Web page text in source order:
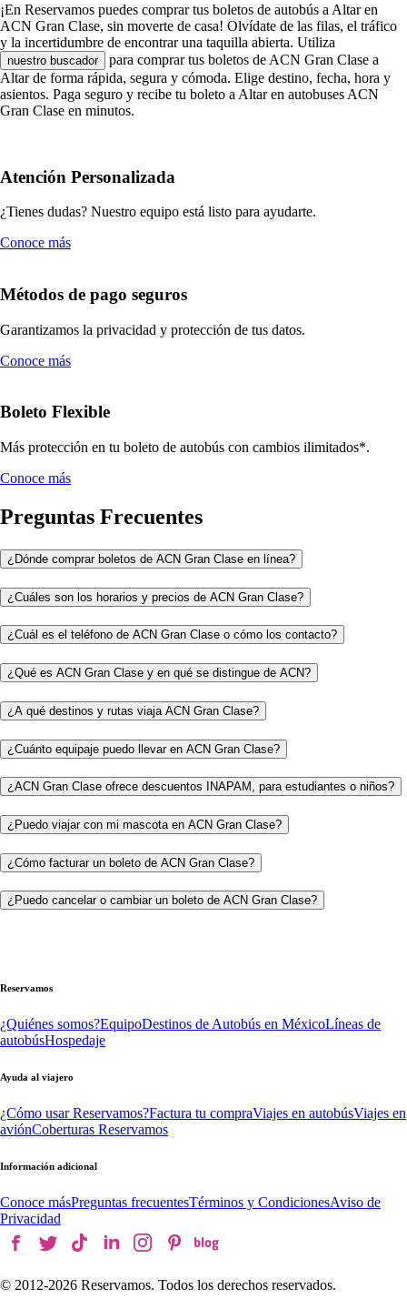
¡En Reservamos puedes comprar tus boletos de autobús a Altar en
ACN Gran Clase, sin moverte de casa! Olvídate de las filas, el tráfico
y la incertidumbre de encontrar una taquilla abierta. Utiliza
nuestro buscador
para comprar tus boletos de ACN Gran Clase a
Altar de forma rápida, segura y cómoda. Elige destino, fecha, hora y
asientos. Paga seguro y recibe tu boleto a Altar en autobuses ACN
Gran Clase en minutos.
Atención Personalizada
¿Tienes dudas? Nuestro equipo está listo para ayudarte.
Conoce más
Métodos de pago seguros
Garantizamos la privacidad y protección de tus datos.
Conoce más
Boleto Flexible
Más protección en tu boleto de autobús con cambios ilimitados*.
Conoce más
Preguntas Frecuentes
¿Dónde comprar boletos de ACN Gran Clase en línea?
¿Cuáles son los horarios y precios de ACN Gran Clase?
¿Cuál es el teléfono de ACN Gran Clase o cómo los contacto?
¿Qué es ACN Gran Clase y en qué se distingue de ACN?
¿A qué destinos y rutas viaja ACN Gran Clase?
¿Cuánto equipaje puedo llevar en ACN Gran Clase?
¿ACN Gran Clase ofrece descuentos INAPAM, para estudiantes o niños?
¿Puedo viajar con mi mascota en ACN Gran Clase?
¿Cómo facturar un boleto de ACN Gran Clase?
¿Puedo cancelar o cambiar un boleto de ACN Gran Clase?
Reservamos
¿Quiénes somos?EquipoDestinos de Autobús en MéxicoLíneas de
autobúsHospedaje
Ayuda al viajero
¿Cómo usar Reservamos?Factura tu compraViajes en autobúsViajes en
aviónCoberturas Reservamos
Información adicional
Conoce másPreguntas frecuentesTérminos y CondicionesAviso de
Privacidad
© 2012-2026 Reservamos. Todos los derechos reservados.